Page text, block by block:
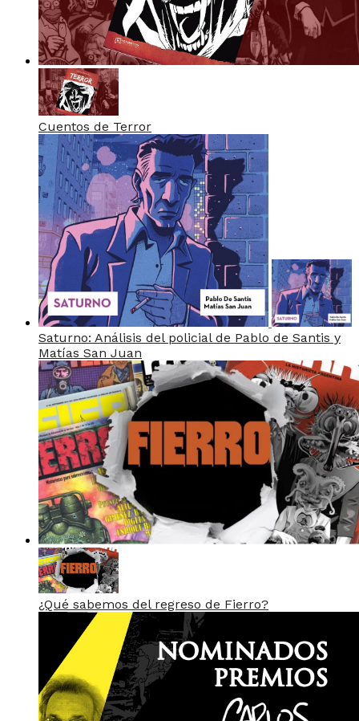
Cuentos de Terror
Saturno: Análisis del policial de Pablo de Santis y
Matías San Juan
¿Qué sabemos del regreso de Fierro?